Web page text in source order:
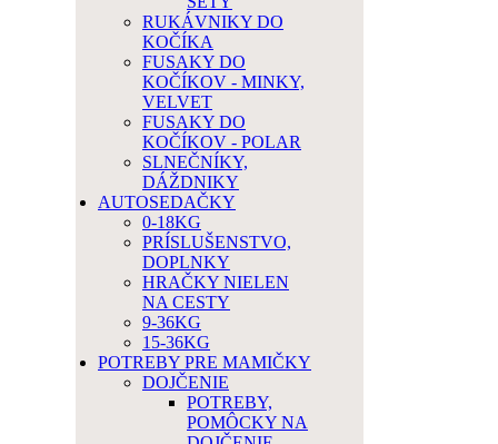
RUKÁVNIKY DO
KOČÍKA
FUSAKY DO
KOČÍKOV - MINKY,
VELVET
FUSAKY DO
KOČÍKOV - POLAR
SLNEČNÍKY,
DÁŽDNIKY
AUTOSEDAČKY
0-18KG
PRÍSLUŠENSTVO,
DOPLNKY
HRAČKY NIELEN
NA CESTY
9-36KG
15-36KG
POTREBY PRE MAMIČKY
DOJČENIE
POTREBY,
POMÔCKY NA